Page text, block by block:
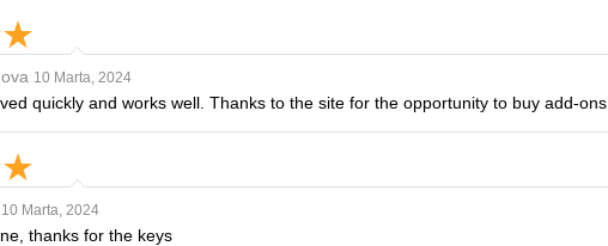
10 Marta, 2024
quickly and works well. Thanks to the site for the opportunity to buy add-ons.
10 Marta, 2024
thanks for the keys